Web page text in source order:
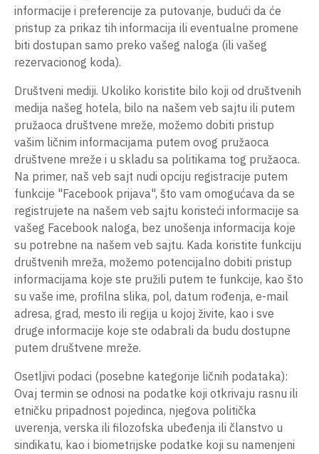
informacije i preferencije za putovanje, budući da će
pristup za prikaz tih informacija ili eventualne promene
biti dostupan samo preko vašeg naloga (ili vašeg
rezervacionog koda).
Društveni mediji. Ukoliko koristite bilo koji od društvenih
medija našeg hotela, bilo na našem veb sajtu ili putem
pružaoca društvene mreže, možemo dobiti pristup
vašim ličnim informacijama putem ovog pružaoca
društvene mreže i u skladu sa politikama tog pružaoca.
Na primer, naš veb sajt nudi opciju registracije putem
funkcije "Facebook prijava", što vam omogućava da se
registrujete na našem veb sajtu koristeći informacije sa
vašeg Facebook naloga, bez unošenja informacija koje
su potrebne na našem veb sajtu. Kada koristite funkciju
društvenih mreža, možemo potencijalno dobiti pristup
informacijama koje ste pružili putem te funkcije, kao što
su vaše ime, profilna slika, pol, datum rođenja, e-mail
adresa, grad, mesto ili regija u kojoj živite, kao i sve
druge informacije koje ste odabrali da budu dostupne
putem društvene mreže.
Osetljivi podaci (posebne kategorije ličnih podataka):
Ovaj termin se odnosi na podatke koji otkrivaju rasnu ili
etničku pripadnost pojedinca, njegova politička
uverenja, verska ili filozofska ubeđenja ili članstvo u
sindikatu, kao i biometrijske podatke koji su namenjeni